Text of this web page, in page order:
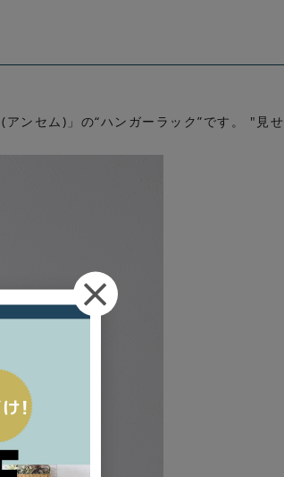
ンセム)」の“ハンガーラック”です。 "見せ